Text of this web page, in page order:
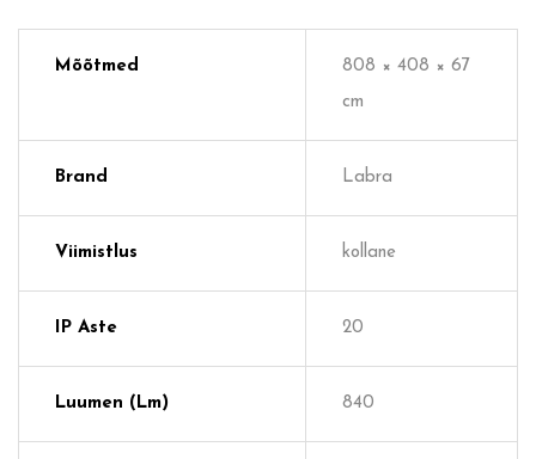
Mõõtmed
808 × 408 × 67
cm
Brand Labra
Viimistlus kollane
IP Aste 20
Luumen (lm) 840